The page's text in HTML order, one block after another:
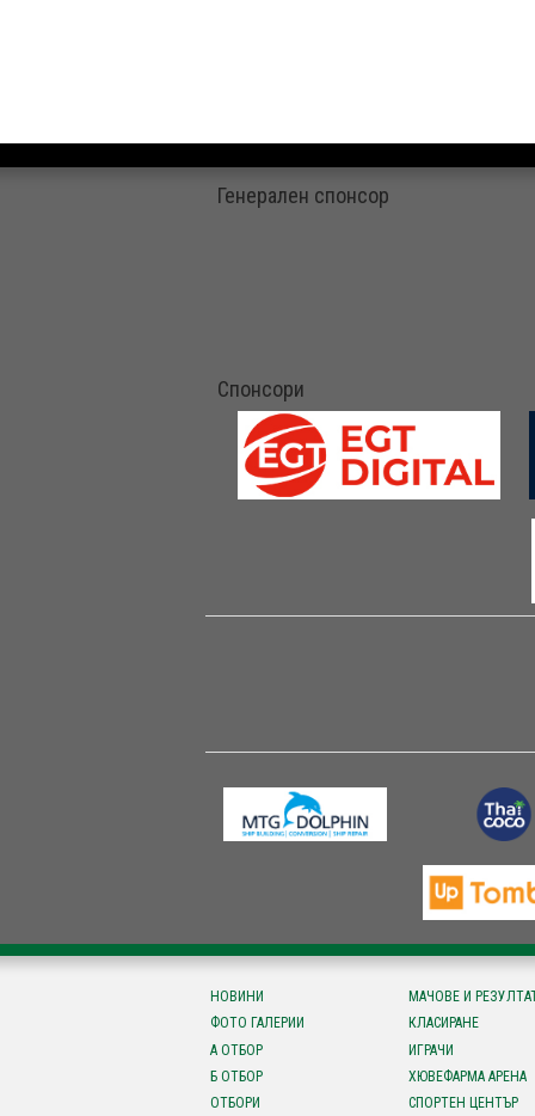
Генерален спонсор
Спонсори
НОВИНИ
ФОТО ГАЛЕРИИ
А ОТБОР
Б ОТБОР
ОТБОРИ
МАЧОВЕ И
КЛАСИРАНЕ
ИГРАЧИ
ХЮВЕФАРМА АРЕНА
СПОРТЕН ЦЕНТЪР